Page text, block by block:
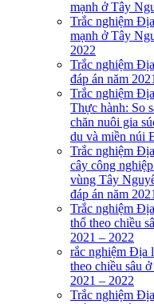
mạnh ở Tây
Trắc nghiệm
mạnh ở Tây
2022
Trắc nghiệm
đáp án năm
Trắc nghiệm
Thực hành: So
chăn nuôi gia
du và miền núi
Trắc nghiệm
cây công
vùng Tây
đáp án năm
Trắc nghiệm
thổ theo chiều
2021 – 2022
rắc nghiệm Địa
theo chiều sâu
2021 – 2022
Trắc nghiệm